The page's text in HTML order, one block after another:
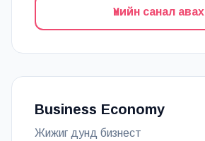
Үнийн санал авах
Business Economy
Жижиг дунд бизнест